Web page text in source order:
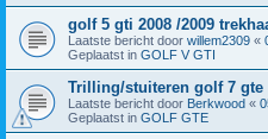
golf 5 gti 2008 /2009
Laatste bericht door willem2309 «
Geplaatst in GOLF V GTI
Trilling/stuiteren golf 7 gte
Laatste bericht door Berkwood «
Geplaatst in GOLF GTE